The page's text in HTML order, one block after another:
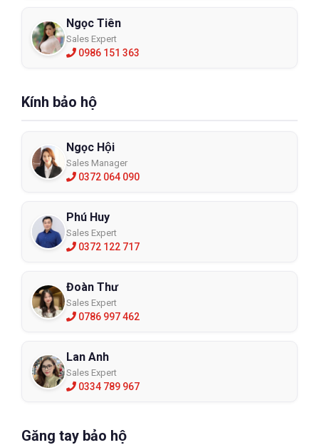
Ngọc Tiên
Sales Expert
0986 151 363
Kính bảo hộ
Ngọc Hội
Sales Manager
0372 064 090
Phú Huy
Sales Expert
0372 122 717
Đoàn Thư
Sales Expert
0786 997 462
Lan Anh
Sales Expert
0334 789 967
Găng tay bảo hộ